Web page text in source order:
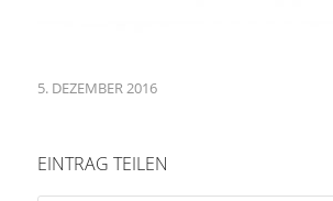
5. DEZEMBER 2016
EINTRAG TEILEN